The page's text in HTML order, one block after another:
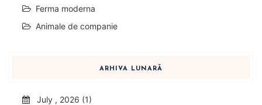
Ferma moderna
Animale de companie
ARHIVA LUNARĂ
July , 2026 (1)